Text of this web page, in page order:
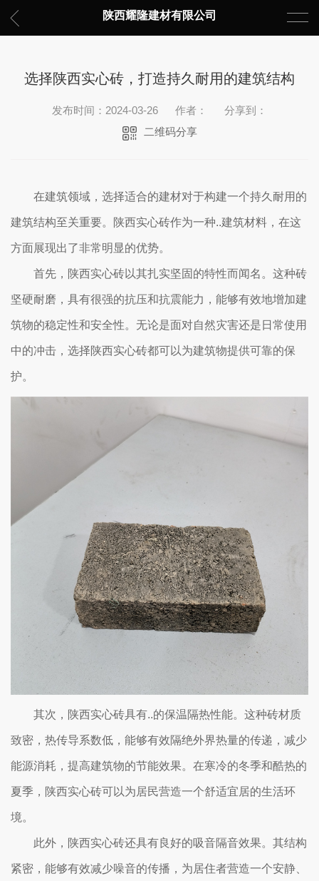
陕西耀隆建材有限公司
选择陕西实心砖，打造持久耐用的建筑结构
发布时间：2024-03-26 作者：
分享到：
二维码分享
在建筑领域，选择适合的建材对于构建一个持久耐用的
建筑结构至关重要。陕西实心砖作为一种..建筑材料，在这
方面展现出了非常明显的优势。
首先，陕西实心砖以其扎实坚固的特性而闻名。这种砖
坚硬耐磨，具有很强的抗压和抗震能力，能够有效地增加建
筑物的稳定性和安全性。无论是面对自然灾害还是日常使用
中的冲击，选择陕西实心砖都可以为建筑物提供可靠的保
护。
其次，陕西实心砖具有..的保温隔热性能。这种砖材质
致密，热传导系数低，能够有效隔绝外界热量的传递，减少
能源消耗，提高建筑物的节能效果。在寒冷的冬季和酷热的
夏季，陕西实心砖可以为居民营造一个舒适宜居的生活环
境。
此外，陕西实心砖还具有良好的吸音隔音效果。其结构
紧密，能够有效减少噪音的传播，为居住者营造一个安静、